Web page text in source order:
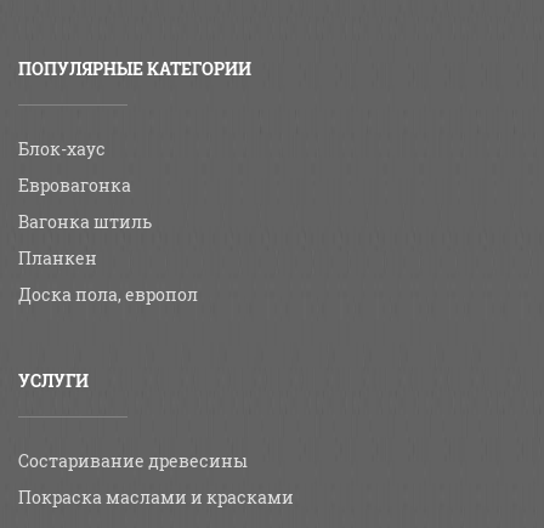
ПОПУЛЯРНЫЕ КАТЕГОРИИ
Блок-хаус
Евровагонка
Вагонка штиль
Планкен
Доска пола, европол
УСЛУГИ
Состаривание древесины
Покраска маслами и красками